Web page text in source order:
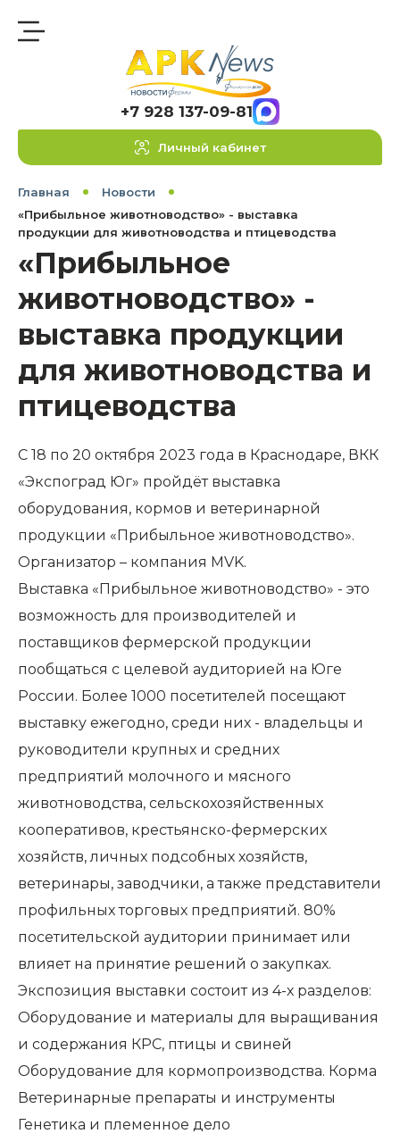
+7 928 137-09-81
Личный кабинет
Главная
Новости
«Прибыльное животноводство» - выставка
продукции для животноводства и птицеводства
«Прибыльное
животноводство» -
выставка продукции
для животноводства и
птицеводства
С 18 по 20 октября 2023 года в Краснодаре, ВКК
«Экспоград Юг» пройдёт выставка
оборудования, кормов и ветеринарной
продукции «Прибыльное животноводство».
Организатор – компания MVK.
Выставка «Прибыльное животноводство» - это
возможность для производителей и
поставщиков фермерской продукции
пообщаться с целевой аудиторией на Юге
России. Более 1000 посетителей посещают
выставку ежегодно, среди них - владельцы и
руководители крупных и средних
предприятий молочного и мясного
животноводства, сельскохозяйственных
кооперативов, крестьянско-фермерских
хозяйств, личных подсобных хозяйств,
ветеринары, заводчики, а также представители
профильных торговых предприятий. 80%
посетительской аудитории принимает или
влияет на принятие решений о закупках.
Экспозиция выставки состоит из 4-х разделов:
Оборудование и материалы для выращивания
и содержания КРС, птицы и свиней
Оборудование для кормопроизводства. Корма
Ветеринарные препараты и инструменты
Генетика и племенное дело